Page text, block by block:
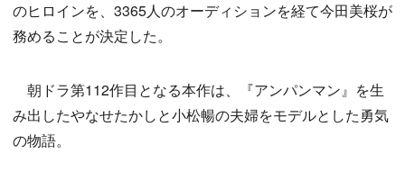
のヒロインを、3365人のオーディションを経て今田美桜が
務めることが決定した。
朝ドラ第112作目となる本作は、『アンパンマン』を生
み出したやなせたかしと小松暢の夫婦をモデルとした勇気
の物語。